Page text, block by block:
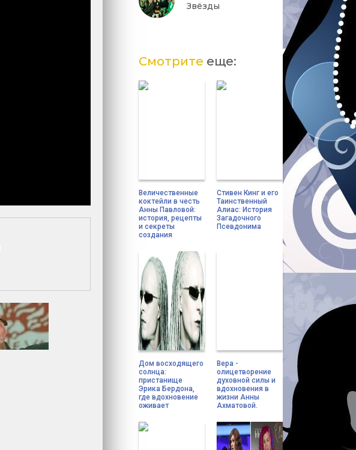
Звёзды
Смотрите еще:
Величественные
коктейли в честь
Анны Павловой:
история, рецепты
и секреты
создания
Стивен Кинг и его
Таинственный
Алиас: История
Загадочного
Псевдонима
Дом восходящего
солнца:
пристанище
Эрика Бердона,
где вдохновение
оживает
Вера -
олицетворение
духовной силы и
вдохновения в
жизни Анны
Ахматовой.